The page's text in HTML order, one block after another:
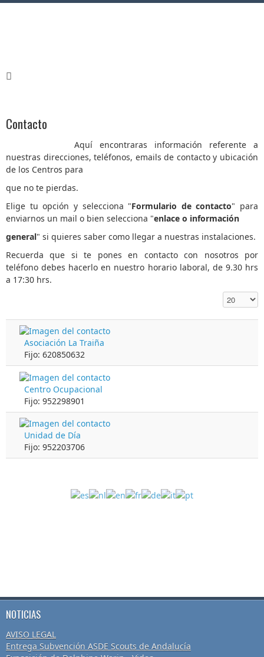
Contacto
Aquí encontraras información referente a
nuestras direcciones, teléfonos, emails de contacto y ubicación
de los Centros para
que no te pierdas.
Elige tu opción y selecciona "Formulario de contacto" para
enviarnos un mail o bien selecciona "enlace o información
general" si quieres saber como llegar a nuestras instalaciones.
Recuerda que si te pones en contacto con nosotros por
teléfono debes hacerlo en nuestro horario laboral, de 9.30 hrs
a 17:30 hrs.
Cantidad
Asociación La Traiña
Fijo: 620850632
Centro Ocupacional
Fijo: 952298901
Unidad de Día
Fijo: 952203706
NOTICIAS
AVISO LEGAL
Entrega Subvención ASDE Scouts de Andalucía